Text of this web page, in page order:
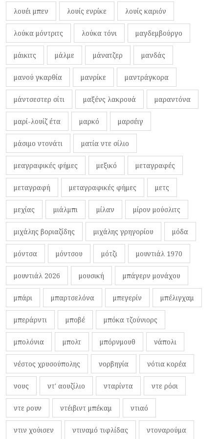
λουέι μπεν λουίς ενρίκε λουίς καριόν
λούκα μόντριτς λούκα τόνι μαγδεμβούργο
μάικιτς μάλμε μάνατζερ μανδάς
μανού γκαρθία μανρίκε μαντράγκορα
μάντσεστερ σίτι μαξένς λακρουά μαραντόνα
μαρί-λουίζ έτα μαρκό μαρσέιγ
μάσιμο ντονάτι ματία ντε σίλιο
μεαγραφικές φήμες μεξικό μεταγραφές
μεταγραφή μεταγραφικές φήμες μετς
μεχίας μιάλμπι μίλαν μίρον μούσλιτς
μιχάλης βοριαζίδης μιχάλης γρηγορίου μόδα
μόντσα μόντσου μότζι μουντιάλ 1970
μουντιάλ 2026 μουσική μπάγερν μονάχου
μπάρι μπαρτσελόνα μπεγερίν μπέλιγχαμ
μπεράρντι μποβέ μπόκα τζούνιορς
μπολόνια μπολτ μπόρνμουθ νάπολι
νέστος χρυσούπολης νορβηγία νότια κορέα
νους ντ' αουζίλιο νταρίντα ντε ρόσι
ντε ρουν ντέιβιντ μπέκαμ ντιαό
ντιν χούισεν ντιναμό τιφλίδας ντοναρούμα